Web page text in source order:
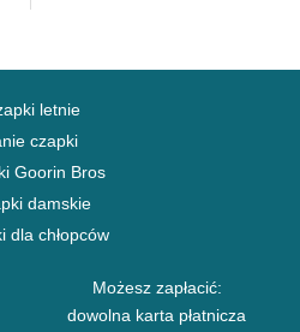
letnie
czapki
Goorin Bros
damskie
dla chłopców
Możesz zapłacić:
dowolna karta płatnicza